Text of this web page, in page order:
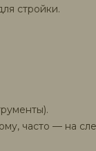
стройки.
часто — на